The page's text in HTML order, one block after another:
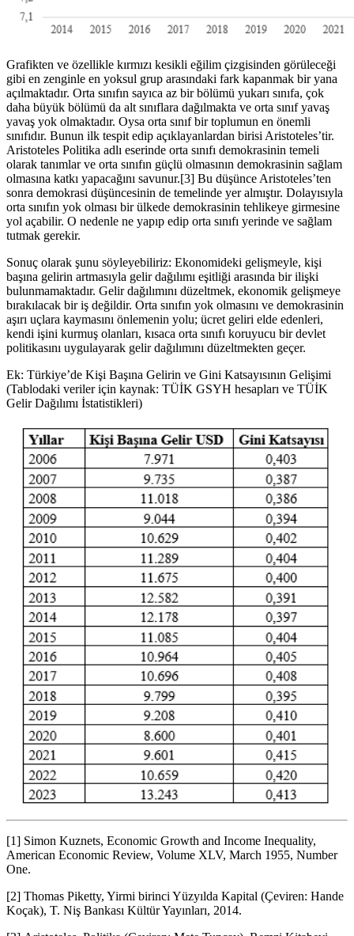
Grafikten ve özellikle kırmızı kesikli eğilim çizgisinden görüleceği
gibi en zenginle en yoksul grup arasındaki fark kapanmak bir yana
açılmaktadır. Orta sınıfın sayıca az bir bölümü yukarı sınıfa, çok
daha büyük bölümü da alt sınıflara dağılmakta ve orta sınıf yavaş
yavaş yok olmaktadır. Oysa orta sınıf bir toplumun en önemli
sınıfıdır. Bunun ilk tespit edip açıklayanlardan birisi Aristoteles’tir.
Aristoteles Politika adlı eserinde orta sınıfı demokrasinin temeli
olarak tanımlar ve orta sınıfın güçlü olmasının demokrasinin sağlam
olmasına katkı yapacağını savunur.[3] Bu düşünce Aristoteles’ten
sonra demokrasi düşüncesinin de temelinde yer almıştır. Dolayısıyla
orta sınıfın yok olması bir ülkede demokrasinin tehlikeye girmesine
yol açabilir. O nedenle ne yapıp edip orta sınıfı yerinde ve sağlam
tutmak gerekir.
Sonuç olarak şunu söyleyebiliriz: Ekonomideki gelişmeyle, kişi
başına gelirin artmasıyla gelir dağılımı eşitliği arasında bir ilişki
bulunmamaktadır. Gelir dağılımını düzeltmek, ekonomik gelişmeye
bırakılacak bir iş değildir. Orta sınıfın yok olmasını ve demokrasinin
aşırı uçlara kaymasını önlemenin yolu; ücret geliri elde edenleri,
kendi işini kurmuş olanları, kısaca orta sınıfı koruyucu bir devlet
politikasını uygulayarak gelir dağılımını düzeltmekten geçer.
Ek: Türkiye’de Kişi Başına Gelirin ve Gini Katsayısının Gelişimi
(Tablodaki veriler için kaynak: TÜİK GSYH hesapları ve TÜİK
Gelir Dağılımı İstatistikleri)
[1] Simon Kuznets, Economic Growth and Income Inequality,
American Economic Review, Volume XLV, March 1955, Number
One.
[2] Thomas Piketty, Yirmi birinci Yüzyılda Kapital (Çeviren: Hande
Koçak), T. Niş Bankası Kültür Yayınları, 2014.